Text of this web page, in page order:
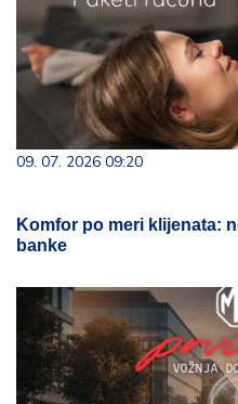
09. 07. 2026 09:20
Komfor po meri klijenata:
banke